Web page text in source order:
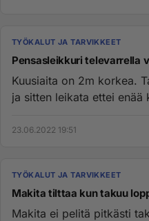
TYÖKALUT JA TARVIKKEET
Pensasleikkuri televarrella
Kuusiaita on 2m korkea.
ja sitten leikata ettei enää
23.06.2022 19:51
TYÖKALUT JA TARVIKKEET
Makita tilttaa kun takuu
Makita ei pelitä pitkästi